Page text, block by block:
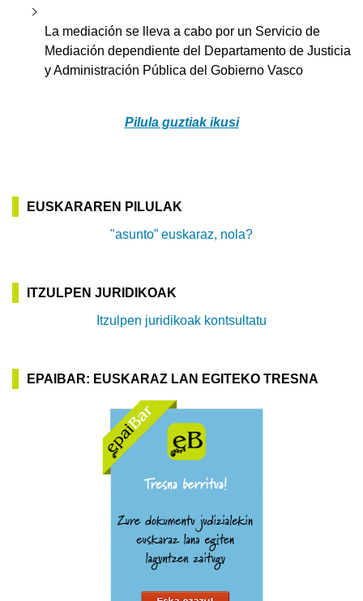
La mediación se lleva a cabo por un Servicio de
Mediación dependiente del Departamento de Justicia
y Administración Pública del Gobierno Vasco
Pilula guztiak ikusi
EUSKARAREN PILULAK
"asunto” euskaraz, nola?
ITZULPEN JURIDIKOAK
Itzulpen juridikoak kontsultatu
EPAIBAR: EUSKARAZ LAN EGITEKO TRESNA